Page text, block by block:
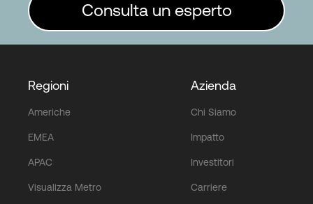
Consulta un esperto
Regioni
Americhe
EMEA
APAC
Visualizza Metro
Azienda
Chi Siamo
Impatto
Investitori
Carriere